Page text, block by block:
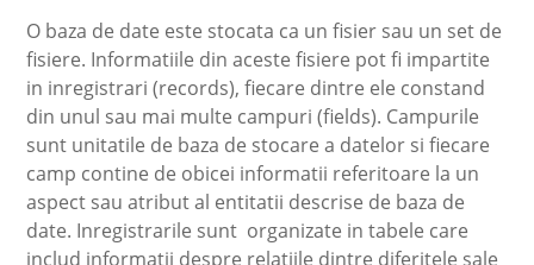
O baza de date este stocata ca un fisier sau un set de
fisiere. Informatiile din aceste fisiere pot fi impartite
in inregistrari (records), fiecare dintre ele constand
din unul sau mai multe campuri (fields). Campurile
sunt unitatile de baza de stocare a datelor si fiecare
camp contine de obicei informatii referitoare la un
aspect sau atribut al entitatii descrise de baza de
date. Inregistrarile sunt organizate in tabele care
includ informatii despre relatiile dintre diferitele sale